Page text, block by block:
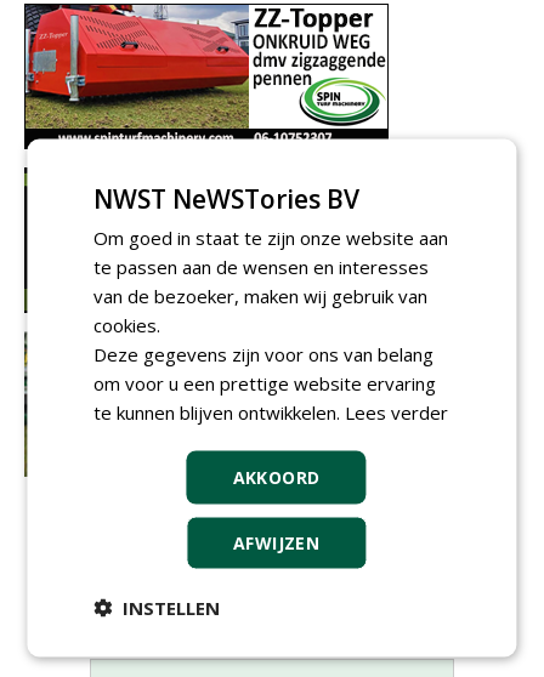
NWST NeWSTories BV
Om goed in staat te zijn onze website aan
te passen aan de wensen en interesses
van de bezoeker, maken wij gebruik van
cookies.
Deze gegevens zijn voor ons van belang
om voor u een prettige website ervaring
te kunnen blijven ontwikkelen. Lees verder
AKKOORD
AFWIJZEN
INSTELLEN